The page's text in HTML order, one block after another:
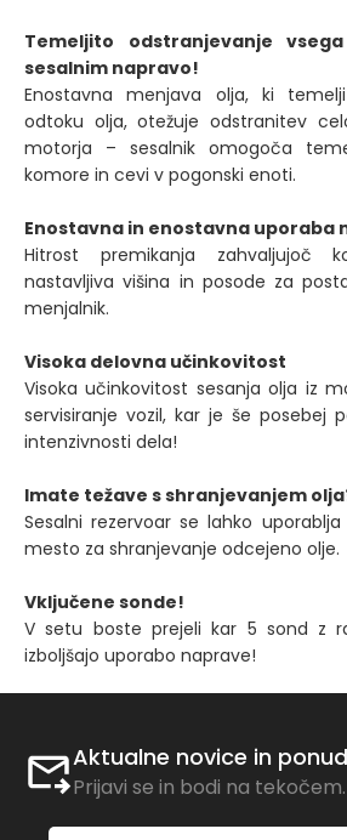
Temeljito odstranjevanje
sesalnim napravo!
Enostavna menjava olja, ki
odtoku olja, otežuje odstranitev
motorja – sesalnik omogoča
komore in cevi v pogonski enoti.
Enostavna in enostavna uporaba
Hitrost premikanja zahvaljujoč
nastavljiva višina in posode za
menjalnik.
Visoka delovna učinkovitost
Visoka učinkovitost sesanja olja iz
servisiranje vozil, kar je še posebej
intenzivnosti dela!
Imate težave s shranjevanjem
Sesalni rezervoar se lahko
mesto za shranjevanje odcejeno olje.
Vključene sonde!
V setu boste prejeli kar 5 sond z
izboljšajo uporabo naprave!
Aktualne novice in
Prijavi se in bodi na tekočem.